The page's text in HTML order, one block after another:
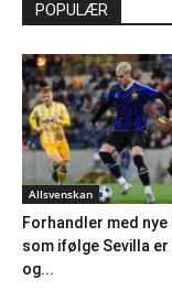
POPULÆR
Allsvenskan
Forhandler med nye
som ifølge Sevilla er
og...